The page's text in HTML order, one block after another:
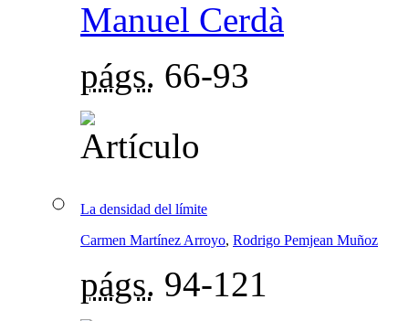
Manuel Cerdà
págs. 66-93
La densidad del límite
Carmen Martínez Arroyo, Rodrigo Pemjean Muñoz
págs. 94-121